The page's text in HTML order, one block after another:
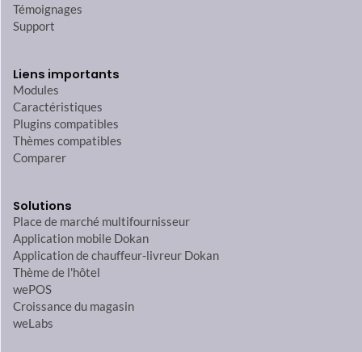
Témoignages
Support
Liens importants
Modules
Caractéristiques
Plugins compatibles
Thèmes compatibles
Comparer
Solutions
Place de marché multifournisseur
Application mobile Dokan
Application de chauffeur-livreur Dokan
Thème de l'hôtel
wePOS
Croissance du magasin
weLabs